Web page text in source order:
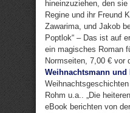
hineinzuziehen, den
Regine und ihr Freund
Zawarima, und Jakob
Poptlok“ – Das ist auf
ein magisches Roman
Normseiten, 7,00 € vor
Weihnachtsmann und
Rohm u.a.. „Die
eBook berichten von